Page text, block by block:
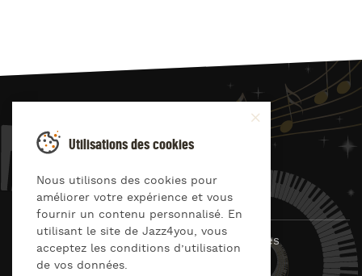
JAZZ4
© Jazz4you 2019 – 2026 Tous droits réservés
Déclaration de confidentialité
Utilisations des cookies
Nous utilisons des cookies pour
améliorer votre expérience et vous
fournir un contenu personnalisé. En
utilisant le site de Jazz4you, vous
acceptez les conditions d’utilisation
de vos données.